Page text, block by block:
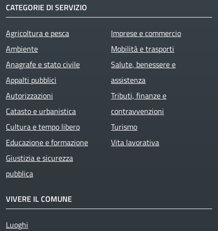
CATEGORIE DI SERVIZIO
Agricoltura e pesca
Ambiente
Anagrafe e stato civile
Appalti pubblici
Autorizzazioni
Catasto e urbanistica
Cultura e tempo libero
Educazione e formazione
Giustizia e sicurezza
pubblica
Imprese e commercio
Mobilità e trasporti
Salute, benessere e
assistenza
Tributi, finanze e
contravvenzioni
Turismo
Vita lavorativa
VIVERE IL COMUNE
Luoghi